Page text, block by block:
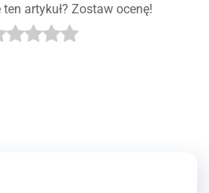
ten artykuł? Zostaw ocenę!